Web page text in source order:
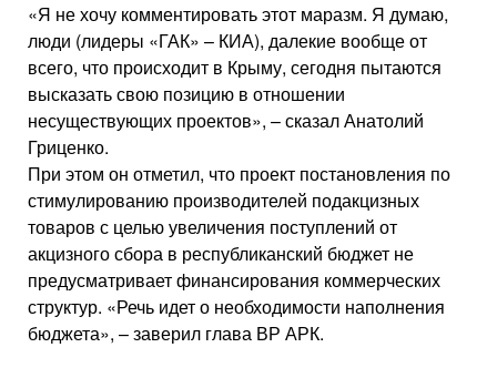
«Я не хочу комментировать этот маразм. Я думаю,
люди (лидеры «ГАК» – КИА), далекие вообще от
всего, что происходит в Крыму, сегодня пытаются
высказать свою позицию в отношении
несуществующих проектов», – сказал Анатолий
Гриценко.
При этом он отметил, что проект постановления по
стимулированию производителей подакцизных
товаров с целью увеличения поступлений от
акцизного сбора в республиканский бюджет не
предусматривает финансирования коммерческих
структур. «Речь идет о необходимости наполнения
бюджета», – заверил глава ВР АРК.